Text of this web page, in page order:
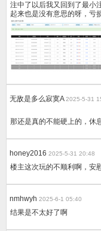
注中了以后我又回到了最小
起来也是没有意思的呀，亏
无敌是多么寂寞A 2025-5-31
那还是真的不能硬上的，休
honey2016 2025-5-31 20:48
楼主这次玩的不顺利啊，安
nmhwyh 2025-6-1 05:40
结果是不太好了啊